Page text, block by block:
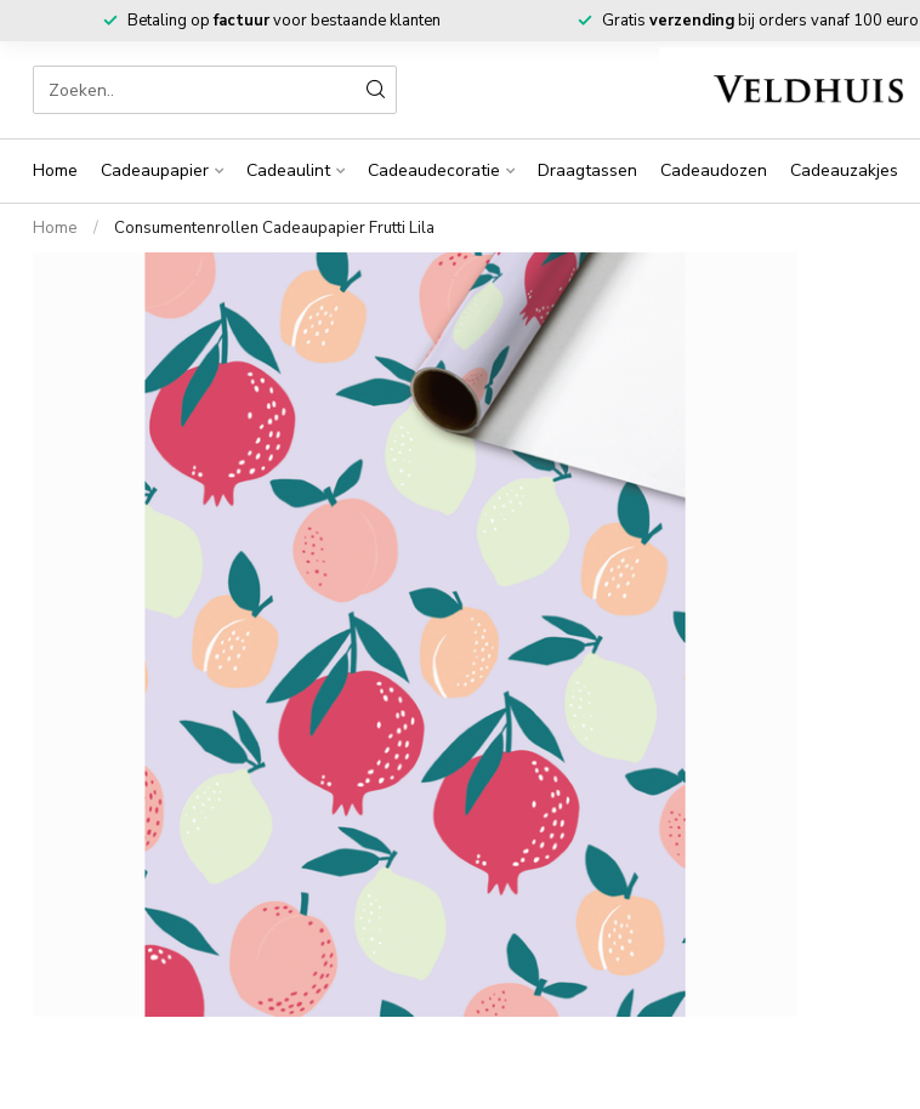
Betaling opfactuurvoor bestaande klanten Gratis verzendingbij orders vanaf 100 euro
Home Cadeaupapier Cadeaulint Cadeaudecoratie Draagtassen Cadeaudozen Cadeauzakjes
Home / Consumentenrollen Cadeaupapier Frutti Lila